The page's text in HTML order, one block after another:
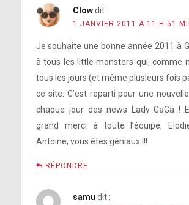
Clow dit :
1 JANVIER 2011 À 11 H 51
Je souhaite une bonne année 2011 à
à tous les little monsters qui, comme
tous les jours (et même plusieurs fois
ce site. C’est reparti pour une
chaque jour des news Lady GaGa !
grand merci à toute l’équipe,
Antoine, vous êtes géniaux !!!
RÉPONDRE
samu dit :